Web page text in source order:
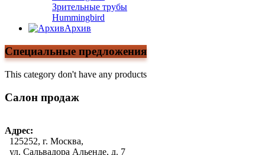
Зрительные трубы
Hummingbird
Архив
Специальные предложения
This category don't have any products
Салон продаж
Адрес:
125252, г. Москва,
ул. Сальвадора Альенде, д. 7